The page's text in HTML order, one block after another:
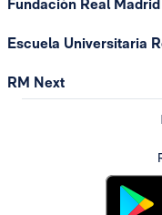
Fundación Real Madrid
Escuela Universitaria
RM Next